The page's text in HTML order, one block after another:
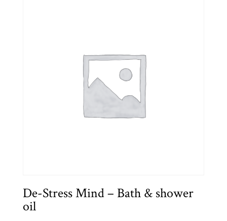
De-Stress Mind – Bath & shower
oil